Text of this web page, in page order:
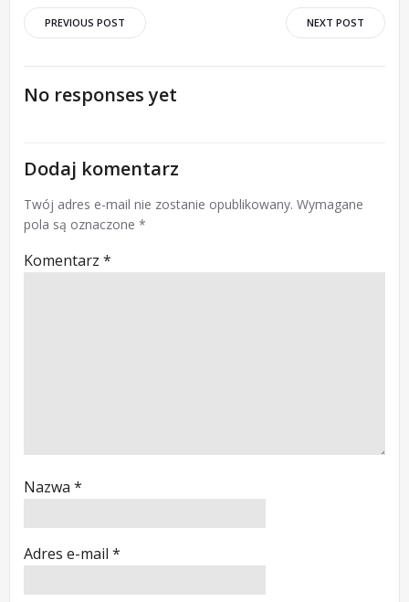
Post
navigation
PREVIOUS POST
navigation
NEXT POST
No responses yet
Dodaj komentarz
Twój adres e-mail nie zostanie opublikowany. Wymagane
pola są oznaczone *
Komentarz *
Nazwa *
Adres e-mail *